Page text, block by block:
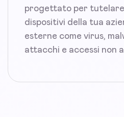
progettato per
dispositivi della tua
esterne come virus,
attacchi e accessi non